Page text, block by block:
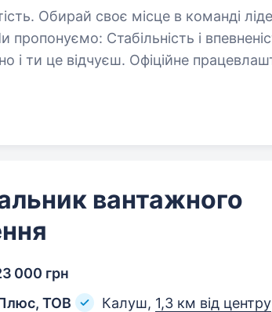
будуй кар'єру про
і впевненість — в АТБ зарплата
працевлаштування — все тільки
вантажного
000 грн
ТОВ
Калуш, 1,3 км від центру